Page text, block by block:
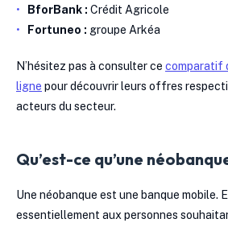
BforBank : Crédit Agricole
Fortuneo : groupe Arkéa
N’hésitez pas à consulter ce comparatif
ligne pour découvrir leurs offres
acteurs du secteur.
Qu’est-ce qu’une
Une néobanque est une banque mobile.
essentiellement aux personnes